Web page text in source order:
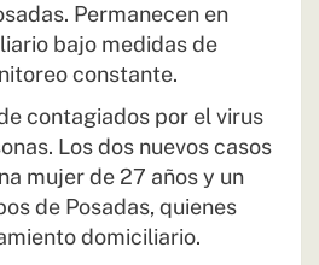
Permanecen en
bajo medidas de
constante.
contagiados por el virus
Los dos nuevos casos
mujer de 27 años y un
de Posadas, quienes
domiciliario.